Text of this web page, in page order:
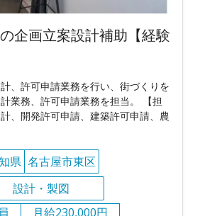
企画立案設計補助【経験
、許可申請業務を行い、街づくりを
業務、許可申請業務を担当。 【担
、開発許可申請、建築許可申請、農
県 名古屋市東区
設計・製図
月給230,000円